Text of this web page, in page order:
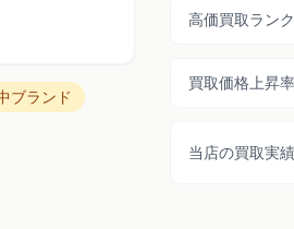
ブランド
高価買取ランク
買取価格上昇率
当店の買取実績